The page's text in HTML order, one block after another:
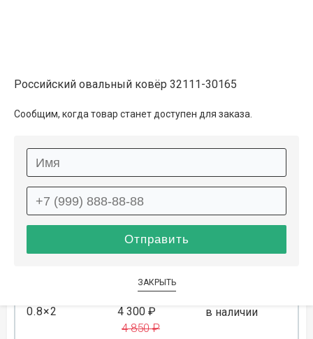
0.8×1.5 3 200 ₽ в наличии
1×1.5 4 050 ₽
4 550 ₽
на складе
ЛЕТНЯЯ РАСПРОДАЖА
0.8×2 4 300 ₽
4 850 ₽
в наличии
Российский овальный ковёр 32111-30165
Сообщим, когда товар станет доступен для заказа.
ЗАКРЫТЬ